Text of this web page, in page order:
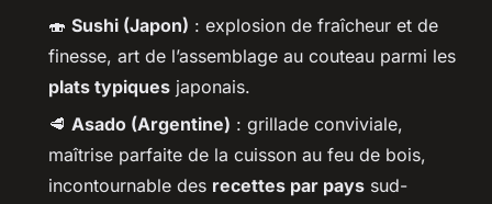
🍣 Sushi (Japon) : explosion de fraîcheur et de
finesse, art de l’assemblage au couteau parmi les
plats typiques japonais.
🥩 Asado (Argentine) : grillade conviviale,
maîtrise parfaite de la cuisson au feu de bois,
incontournable des recettes par pays sud-